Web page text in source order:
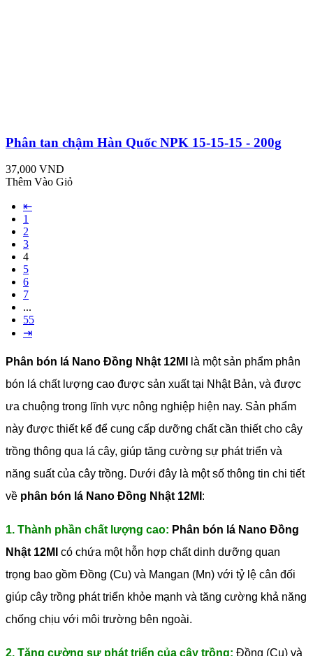
Phân tan chậm Hàn Quốc NPK 15-15-15 - 200g
37,000 VND
Thêm Vào Giỏ
⇤
1
2
3
4
5
6
7
...
55
⇥
Phân bón lá Nano Đồng Nhật 12MI
là một sản phẩm phân
bón lá chất lượng cao được sản xuất tại Nhật Bản, và được
ưa chuộng trong lĩnh vực nông nghiệp hiện nay. Sản phẩm
này được thiết kế để cung cấp dưỡng chất cần thiết cho cây
trồng thông qua lá cây, giúp tăng cường sự phát triển và
năng suất của cây trồng. Dưới đây là một số thông tin chi tiết
về phân bón lá Nano Đồng Nhật 12MI :
1. Thành phần chất lượng cao: Phân bón lá Nano Đồng
Nhật 12MI có chứa một hỗn hợp chất dinh dưỡng quan
trọng bao gồm Đồng (Cu) và Mangan (Mn) với tỷ lệ cân đối
giúp cây trồng phát triển khỏe mạnh và tăng cường khả năng
chống chịu với môi trường bên ngoài.
2. Tăng cường sự phát triển của cây trồng: Đồng (Cu) và